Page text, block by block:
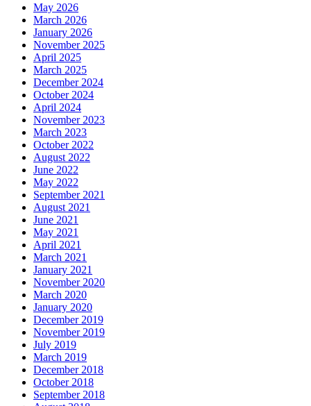
May 2026
March 2026
January 2026
November 2025
April 2025
March 2025
December 2024
October 2024
April 2024
November 2023
March 2023
October 2022
August 2022
June 2022
May 2022
September 2021
August 2021
June 2021
May 2021
April 2021
March 2021
January 2021
November 2020
March 2020
January 2020
December 2019
November 2019
July 2019
March 2019
December 2018
October 2018
September 2018